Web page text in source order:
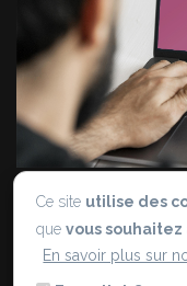
Ce site utilise des
quevous souhaitez
En savoir plus sur